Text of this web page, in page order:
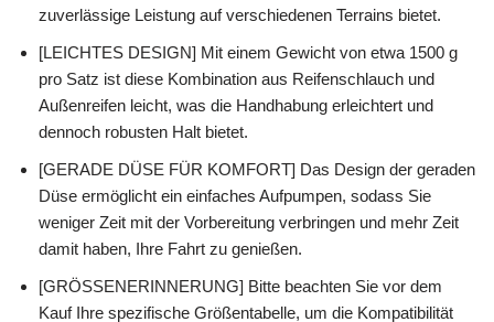
zuverlässige Leistung auf verschiedenen Terrains bietet.
[LEICHTES DESIGN] Mit einem Gewicht von etwa 1500 g
pro Satz ist diese Kombination aus Reifenschlauch und
Außenreifen leicht, was die Handhabung erleichtert und
dennoch robusten Halt bietet.
[GERADE DÜSE FÜR KOMFORT] Das Design der geraden
Düse ermöglicht ein einfaches Aufpumpen, sodass Sie
weniger Zeit mit der Vorbereitung verbringen und mehr Zeit
damit haben, Ihre Fahrt zu genießen.
[GRÖSSENERINNERUNG] Bitte beachten Sie vor dem
Kauf Ihre spezifische Größentabelle, um die Kompatibilität